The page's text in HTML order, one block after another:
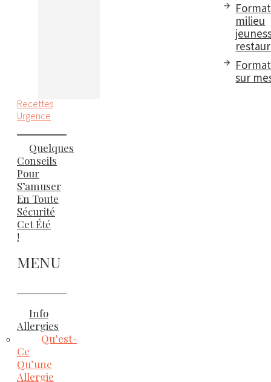
milieu
sur
Recettes
Urgence
Quelques
Conseils
Pour
S’amuser
En Toute
Sécurité
Cet Été
!
MENU
Info
Allergies
Qu’est-
Ce
Qu’une
Allergie